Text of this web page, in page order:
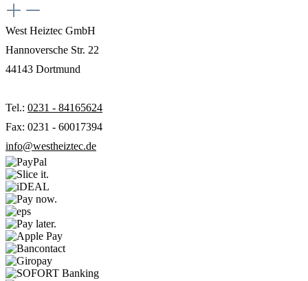
West Heiztec GmbH
Hannoversche Str. 22
44143 Dortmund
Tel.: 0231 - 84165624
Fax: 0231 - 60017394
info@westheiztec.de